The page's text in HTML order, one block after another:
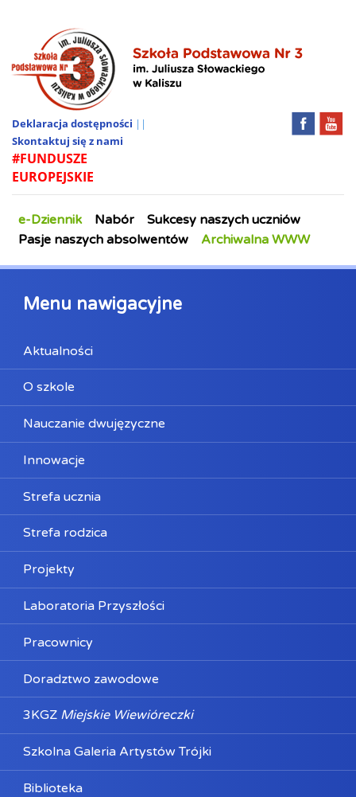
Deklaracja dostępności ||
Skontaktuj się z nami
#FUNDUSZE
EUROPEJSKIE
e-Dziennik Nabór
Sukcesy naszych uczniów
Pasje naszych absolwentów
Archiwalna WWW
Menu nawigacyjne
Aktualności
O szkole
Nauczanie dwujęzyczne
Innowacje
Strefa ucznia
Strefa rodzica
Projekty
Laboratoria Przyszłości
Pracownicy
Doradztwo zawodowe
3KGZ Miejskie Wiewióreczki
Szkolna Galeria Artystów Trójki
Biblioteka